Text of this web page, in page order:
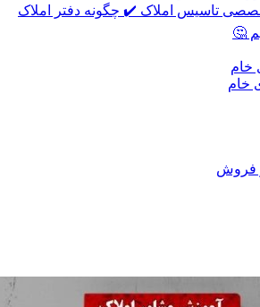
تاسیس املاک ✔️ چگونه دفتر املاک
🤔
خام
خام
فروش